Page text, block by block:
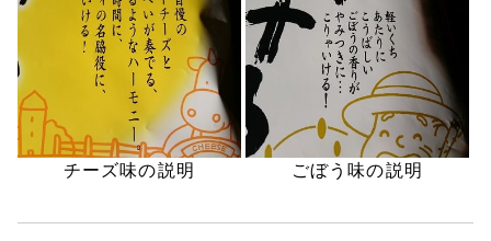
チーズ味の説明 ごぼう味の説明